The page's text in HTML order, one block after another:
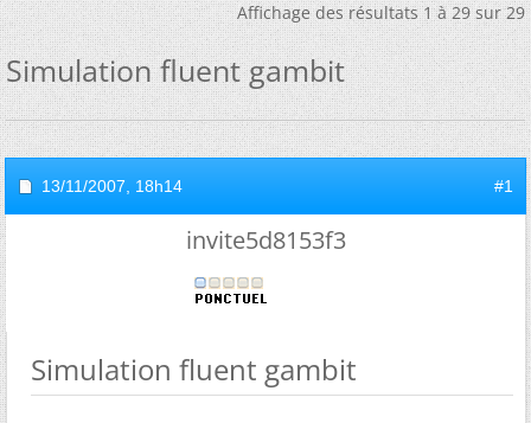
Affichage des résultats 1 à 29 sur 29
Simulation fluent gambit
13/11/2007, 18h14 #1
invite5d8153f3
Simulation fluent gambit